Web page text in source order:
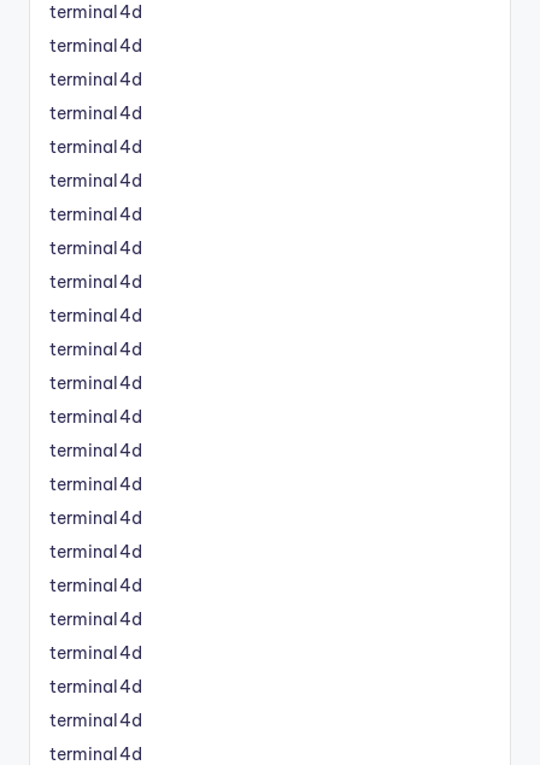
terminal4d
terminal4d
terminal4d
terminal4d
terminal4d
terminal4d
terminal4d
terminal4d
terminal4d
terminal4d
terminal4d
terminal4d
terminal4d
terminal4d
terminal4d
terminal4d
terminal4d
terminal4d
terminal4d
terminal4d
terminal4d
terminal4d
terminal4d